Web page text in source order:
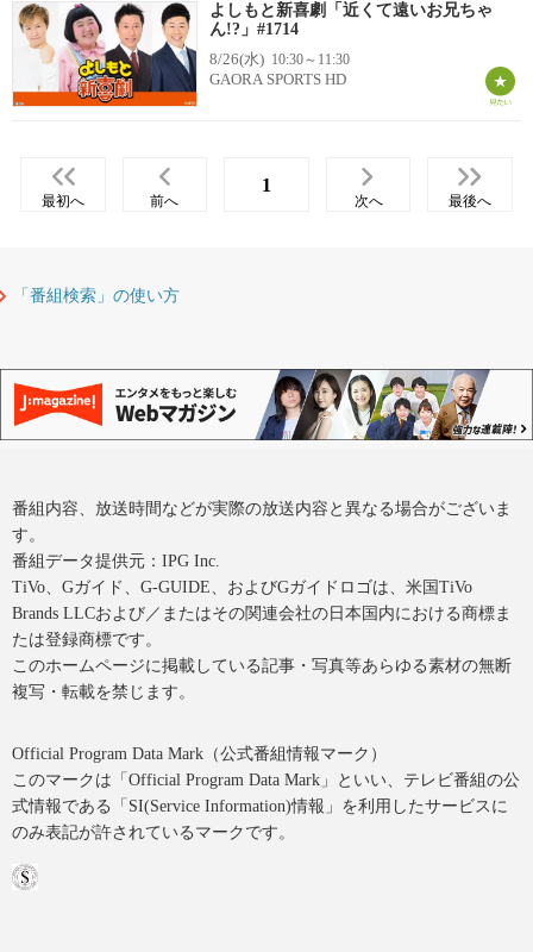
よしもと新喜劇「近くて遠いお兄ちゃ
ん!?」#1714
8/26(水) 10:30～11:30
GAORA SPORTS HD
最初へ 前へ
1
次へ 最後へ
「番組検索」の使い方
番組内容、放送時間などが実際の放送内容と異なる場合がございま
す。
番組データ提供元：IPG Inc.
TiVo、Gガイド、G-GUIDE、およびGガイドロゴは、米国TiVo
Brands LLCおよび／またはその関連会社の日本国内における商標ま
たは登録商標です。
このホームページに掲載している記事・写真等あらゆる素材の無断
複写・転載を禁じます。
Official Program Data Mark（公式番組情報マーク）
このマークは「Official Program Data Mark」といい、テレビ番組の公
式情報である「SI(Service Information)情報」を利用したサービスに
のみ表記が許されているマークです。